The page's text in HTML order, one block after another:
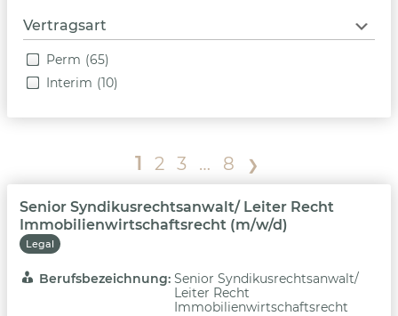
Vertragsart
Perm (65)
Interim (10)
1 2 3 … 8 ❯
Senior Syndikusrechtsanwalt/ Leiter Recht
Immobilienwirtschaftsrecht (m/w/d)
Legal
Berufsbezeichnung: Senior Syndikusrechtsanwalt/
Leiter Recht
Immobilienwirtschaftsrecht